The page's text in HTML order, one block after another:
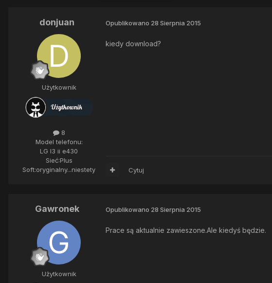
donjuan
Użytkownik
8
Model telefonu:
LG l3 ii e430
Sieć:Plus
Soft:oryginalny...niestety
Opublikowano 28 Sierpnia 2015
kiedy download?
Cytuj
Gawronek
Użytkownik
Opublikowano 28 Sierpnia 2015
Prace są aktualnie zawieszone.Ale kiedyś będzie.